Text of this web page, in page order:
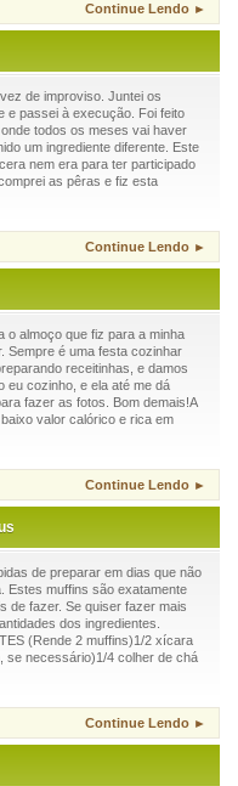
Continue Lendo ►
de improviso. Juntei os
e passei à execução. Foi feito
todos os meses vai haver
um ingrediente diferente. Este
nem era para ter participado
as pêras e fiz esta
Continue Lendo ►
o almoço que fiz para a minha
Sempre é uma festa cozinhar
receitinhas, e damos
eu cozinho, e ela até me dá
fazer as fotos. Bom demais!A
valor calórico e rica em
Continue Lendo ►
de preparar em dias que não
Estes muffins são exatamente
de fazer. Se quiser fazer mais
dos ingredientes.
(Rende 2 muffins)1/2 xícara
se necessário)1/4 colher de chá
Continue Lendo ►